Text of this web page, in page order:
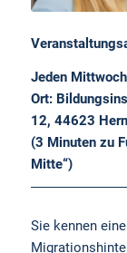
Jeden
Ort:
12, 44623
(3 Minuten zu
Mitte“)
Sie kennen